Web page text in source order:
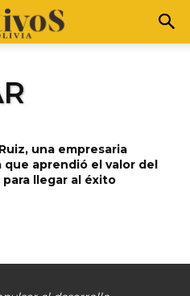
una empresaria
que aprendió el valor del
para llegar al éxito